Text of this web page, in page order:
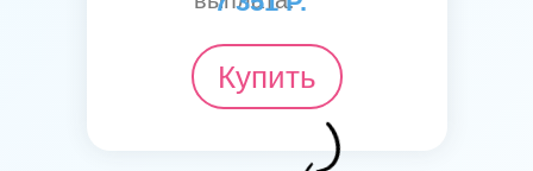
Купить